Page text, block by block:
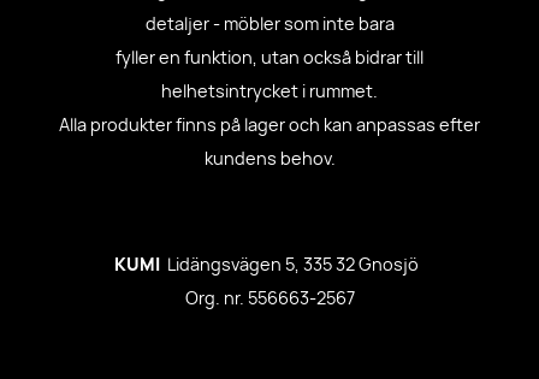
detaljer - möbler som inte bara
fyller en funktion, utan också bidrar till
helhetsintrycket i rummet.
Alla produkter finns på lager och kan anpassas efter
kundens behov.
KUMI
Lidängsvägen 5, 335 32 Gnosjö
Org. nr. 556663-2567